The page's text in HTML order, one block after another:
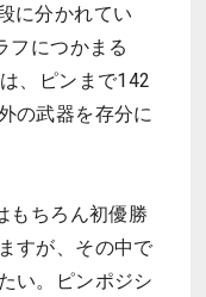
に分かれてい
フにつかまる
、ピンまで142
の武器を存分に
もちろん初優勝
すが、その中で
い。ピンポジシ